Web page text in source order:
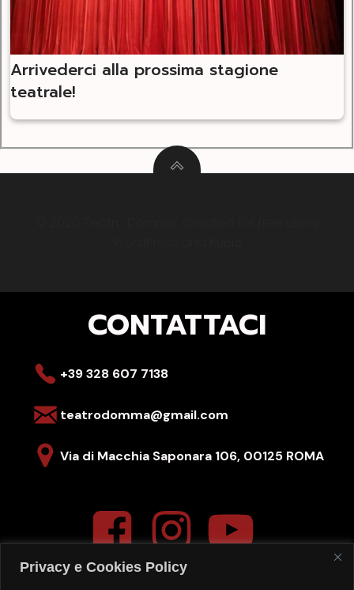
Privacy e Cookies Policy
Arrivederci alla prossima stagione
teatrale!
CONTATTACI
+39 328 607 7138
teatrodomma@gmail.com
Via di Macchia Saponara 106, 00125 ROMA